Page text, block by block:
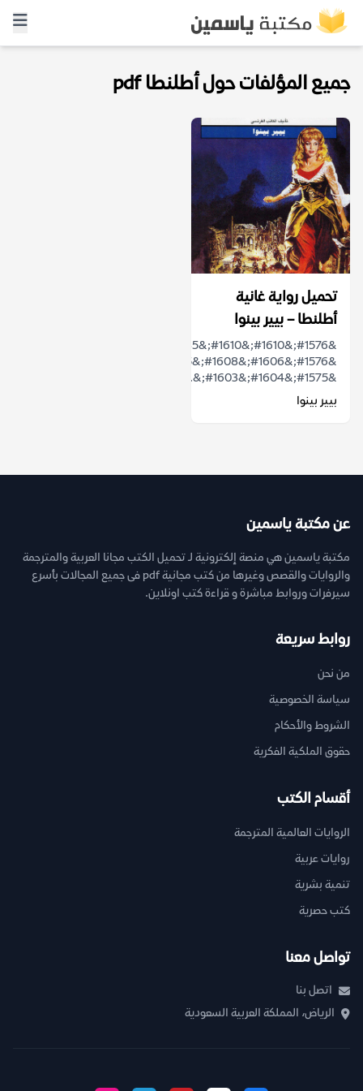
جميع المؤلفات حول أطلنطا pdf
تحميل رواية غانية
أطلنطا – بيير بينوا
&#1575;&#1604;&#1603;&...
بيير بينوا
عن مكتبة ياسمين
مكتبة ياسمين هي منصة إلكترونية لـ تحميل الكتب مجانا العربية والمترجمة
والروايات والقصص وغيرها من كتب مجانية pdf فى جميع المجالات بأسرع
سيرفرات وروابط مباشرة و قراءة كتب اونلاين.
روابط سريعة
من نحن
سياسة الخصوصية
الشروط والأحكام
حقوق الملكية الفكرية
أقسام الكتب
الروايات العالمية المترجمة
روايات عربية
تنمية بشرية
كتب حصرية
تواصل معنا
اتصل بنا
الرياض، المملكة العربية السعودية